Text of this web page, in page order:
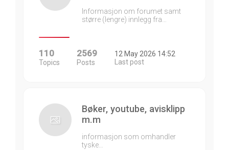
Informasjon om forumet samt
større (lengre) innlegg fra…
110
Topics
2569
Posts
12 May 2026 14:52
Last post
Bøker, youtube, avisklipp
m.m
informasjon som omhandler
tyske…